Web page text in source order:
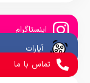
اینستاگرام
آپارات
تماس با ما